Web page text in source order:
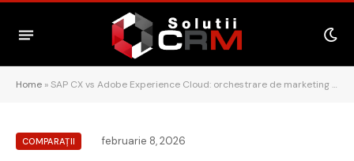
Home »SAP CX vs Adobe Experience Cloud: orchestrare de marketing și CDP, cap‑la‑cap
COMPARAȚII februarie 8, 2026